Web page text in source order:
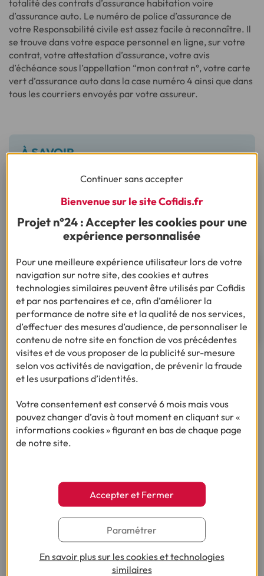
totalité des contrats d’assurance habitation voire
d’assurance auto. Le numéro de police d’assurance de
votre Responsabilité civile est assez facile à reconnaître. Il
se trouve dans votre espace personnel en ligne, sur votre
contrat, votre attestation d’assurance, votre avis
d’échéance sous l’appellation “mon contrat n°, votre carte
vert d’assurance auto dans la case numéro 4 ainsi que dans
tous les courriers envoyés par votre assureur.
À SAVOIR
ne prend pas en charge les dommages causés de
manière volontaire.
Besoin d'un financement pour
réaliser votre projet ?
Je fais une simulation
Ça pourrait vous intéresser
(1) Vous recevrez ensuite un contrat pré-rempli qu'il vous faudra nous
renvoyer complété, daté, signé et accompagné des justificatifs demandés en
vue d'une acceptation définitive.
(2) Sous réserve d’acceptation de votre dossier et à l’issue du délai légal de
rétractation.
Continuer sans accepter
Bienvenue sur le site Cofidis.fr
Projet n°24 : Accepter les cookies pour une
expérience personnalisée
Pour une meilleure expérience utilisateur lors de votre
navigation sur notre site, des cookies et autres
technologies similaires peuvent être utilisés par Cofidis
et par nos partenaires et ce, afin d’améliorer la
performance de notre site et la qualité de nos services,
d’effectuer des mesures d’audience, de personnaliser le
contenu de notre site en fonction de vos précédentes
visites et de vous proposer de la publicité sur-mesure
selon vos activités de navigation, de prévenir la fraude
et les usurpations d’identités.
Votre consentement est conservé 6 mois mais vous
pouvez changer d’avis à tout moment en cliquant sur «
informations cookies » figurant en bas de chaque page
de notre site.
Accepter et Fermer
Paramétrer
En savoir plus sur les cookies et technologies
similaires